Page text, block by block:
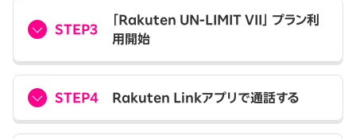
STEP3
「Rakuten UN-LIMIT VII」 プラン利
用開始
STEP4 Rakuten Linkアプリで通話する